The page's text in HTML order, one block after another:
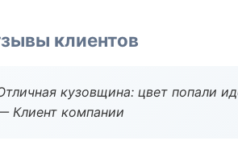
клиентов
кузовщина: цвет попали
Клиент компании